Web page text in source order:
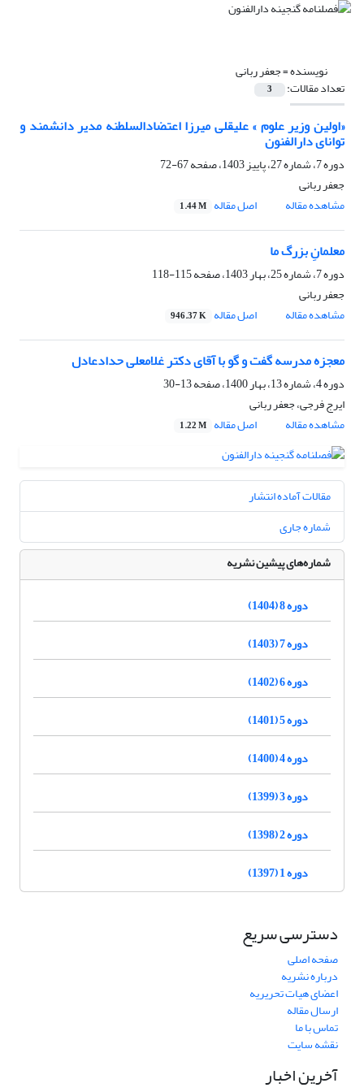
نویسنده =جعفر ربانی
تعداد مقالات: 3
«اولین وزیر علوم » علیقلی میرزا اعتضادالسلطنه مدیر دانشمند و
توانای دارالفنون
دوره 7، شماره 27، پاییز 1403، صفحه
67-72
جعفر ربانی
مشاهده مقاله
اصل مقاله 1.44 M
معلمانِ بزرگ ما
دوره 7، شماره 25، بهار 1403، صفحه
115-118
جعفر ربانی
مشاهده مقاله
اصل مقاله 946.37 K
معجزه مدرسه گفت و گو با آقای دکتر غلامعلی حدادعادل
دوره 4، شماره 13، بهار 1400، صفحه
13-30
ایرج فرجی، جعفر ربانی
مشاهده مقاله
اصل مقاله 1.22 M
مقالات آماده انتشار
شماره جاری
شماره‌های پیشین نشریه
دوره 8 (1404)
دوره 7 (1403)
دوره 6 (1402)
دوره 5 (1401)
دوره 4 (1400)
دوره 3 (1399)
دوره 2 (1398)
دوره 1 (1397)
دسترسی سریع
صفحه اصلی
درباره نشریه
اعضای هیات تحریریه
ارسال مقاله
تماس با ما
نقشه سایت
آخرین اخبار